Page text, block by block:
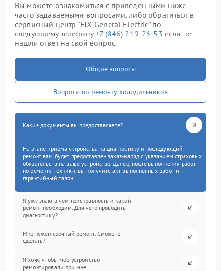
Вы можете ознакомиться с приведенными ниже
часто задаваемыми вопросами, либо обратиться в
сервисный центр “FIX-General Electric” по
следующему телефону+7 (846) 219-26-53 если не
нашли ответ на свой вопрос.
Общие вопросы
Вопросы по ремонту холодильников
Какие документы вы предоставляете?
На этапе приема устройства на диагностику и последующий
ремонт вам будет предоставлен заказ-наряд с указанием страховых
обязательств на ваше устройство. Далее, после выполнения работ
по ремонту техники, вы получите акт выполненных работ и
гарантийный талон.
Я уже знаю в чем неисправность и какой
ремонт необходим. Для чего проводить
диагностику?
Мне нужен срочный ремонт. Сможете
сделать?
Я хочу, чтобы мое устройство
ремонтировали при мне.